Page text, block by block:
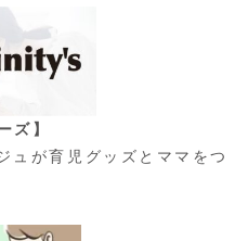
ズ】
ュが育児グッズとママをつ